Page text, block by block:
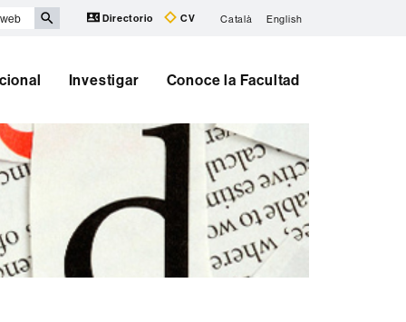
Directorio CV Català English
Investigar Conoce la Facultad